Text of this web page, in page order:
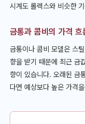
시계도 롤렉스와 비슷한
금통과 콤비의 가격 흐
금통이나 콤비 모델은 스
향을 받기 때문에 최근 금
향이 있습니다. 오래된 금
다면 예상보다 높은 가격